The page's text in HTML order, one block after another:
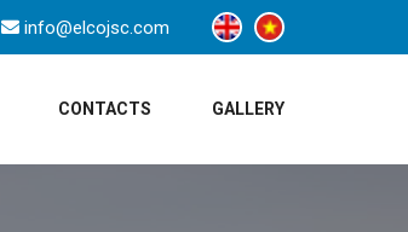
info@elcojsc.com
CONTACTS GALLERY